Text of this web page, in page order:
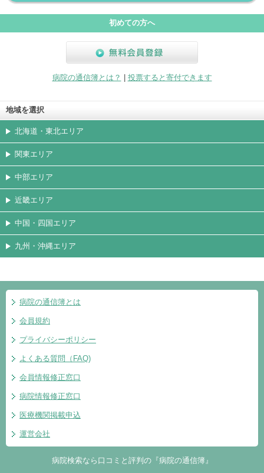
« 前ペー
ジ
次ページ
»
初めての方へ
病院の通信簿とは？
投票すると寄付できます
地域を選択
北海道・東北エリア
関東エリア
中部エリア
近畿エリア
中国・四国エリア
九州・沖縄エリア
病院の通信簿とは
会員規約
プライバシーポリシー
よくある質問（FAQ)
会員情報修正窓口
病院情報修正窓口
医療機関掲載申込
運営会社
病院検索なら口コミと評判の『病院の通信簿』